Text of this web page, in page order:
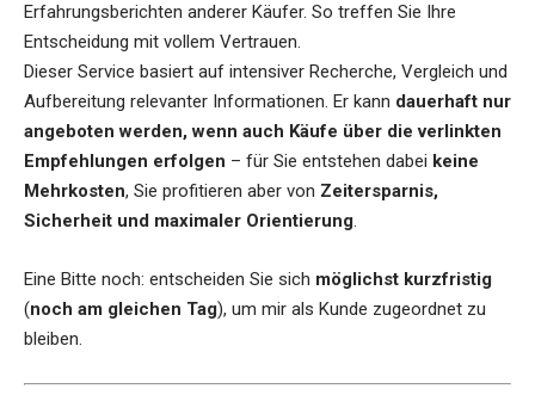
Erfahrungsberichten anderer Käufer. So treffen Sie Ihre
Entscheidung mit vollem Vertrauen.
Dieser Service basiert auf intensiver Recherche, Vergleich und
Aufbereitung relevanter Informationen. Er kann dauerhaft nur
angeboten werden, wenn auch Käufe über die verlinkten
Empfehlungen erfolgen – für Sie entstehen dabei keine
Mehrkosten, Sie profitieren aber von Zeitersparnis,
Sicherheit und maximaler Orientierung.
Eine Bitte noch: entscheiden Sie sich möglichst kurzfristig
(noch am gleichen Tag), um mir als Kunde zugeordnet zu
bleiben.